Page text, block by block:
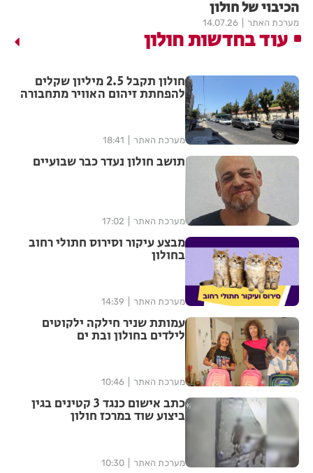
הכיבוי של חולון
מערכת האתר 14.07.26
עוד בחדשות חולון
חולון תקבל 2.5 מיליון שקלים
להפחתת זיהום האוויר מתחבורה
מערכת האתר 18:41
תושב חולון נעדר כבר שבועיים
מערכת האתר 17:02
מבצע עיקור וסירוס חתולי רחוב
בחולון
מערכת האתר 14:39
עמותת שניר חילקה ילקוטים
לילדים בחולון ובת ים
מערכת האתר 10:46
כתב אישום כנגד 3 קטינים בגין
ביצוע שוד במרכז חולון
מערכת האתר 10:30